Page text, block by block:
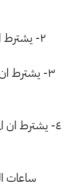
٣- يشترط ان
ساعات العمل :10